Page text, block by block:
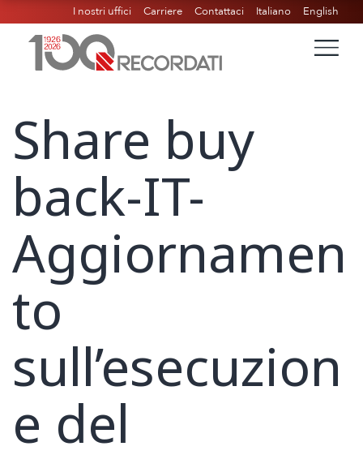
I nostri uffici Carriere Contattaci Italiano English
Share buy
back-IT-
Aggiornamen
to
sull’esecuzion
e del